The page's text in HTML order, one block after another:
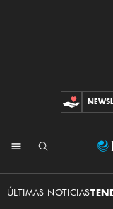
ÚLTIMAS NOTICIAS